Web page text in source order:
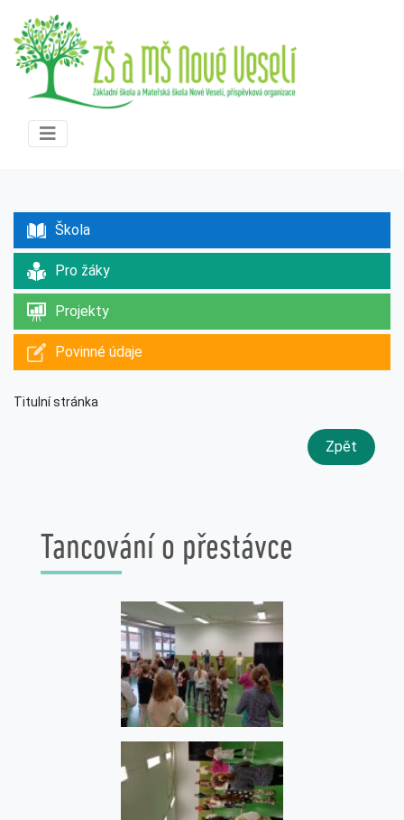
Škola
Pro žáky
Projekty
Povinné údaje
Titulní stránka
Tancování o přestávce
Zpět